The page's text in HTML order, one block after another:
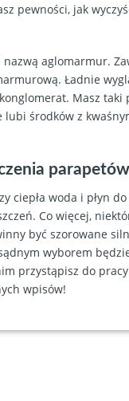
pewności, jak
aglomarmur.
Ładnie
Masz
środków z
ciepła woda i płyn
Co więcej,
być szorowane
wyborem
przystąpisz do
wpisów!